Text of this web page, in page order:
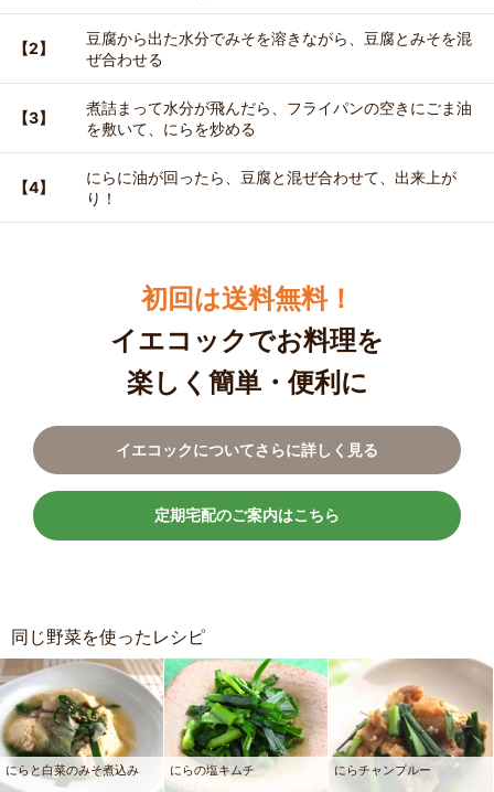
【2】
豆腐から出た水分でみそを溶きながら、豆腐とみそを混
ぜ合わせる
【3】
煮詰まって水分が飛んだら、フライパンの空きにごま油
を敷いて、にらを炒める
【4】
にらに油が回ったら、豆腐と混ぜ合わせて、出来上が
り！
初回は送料無料！
イエコックでお料理を
楽しく簡単・便利に
イエコックについてさらに詳しく見る
定期宅配のご案内はこちら
同じ野菜を使ったレシピ
にらと白菜のみそ煮込み にらの塩キムチ にらチャンプルー